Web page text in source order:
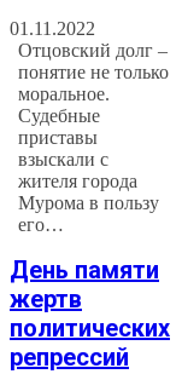
01.11.2022
Отцовский долг –
понятие не только
моральное.
Судебные
приставы
взыскали с
жителя города
Мурома в пользу
его…
День памяти
жертв
политических
репрессий